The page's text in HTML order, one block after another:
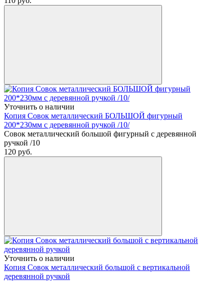
Уточнить о наличии
Копия Совок металлический БОЛЬШОЙ фигурный
200*230мм с деревянной ручкой /10/
Совок металлический большой фигурный с деревянной
ручкой /10
120 руб.
Уточнить о наличии
Копия Совок металлический большой с вертикальной
деревянной ручкой